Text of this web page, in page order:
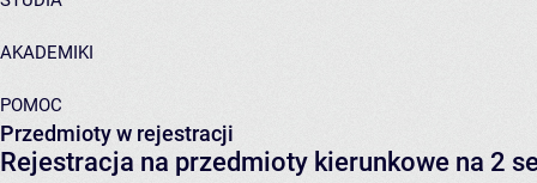
AKADEMIKI
POMOC
Przedmioty w rejestracji
Rejestracja na przedmioty kierunkowe na 2